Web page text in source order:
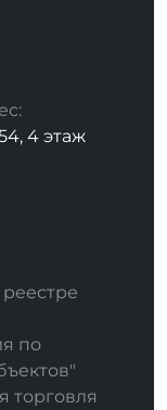
4 этаж
по
торговля